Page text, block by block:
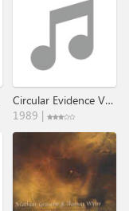
Circular Evidence Vol.II
1989 |